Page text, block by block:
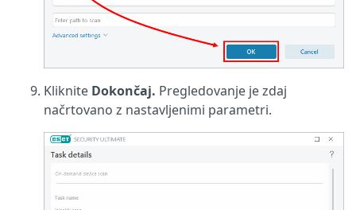
Kliknite Dokončaj. Pregledovanje je zdaj
načrtovano z nastavljenimi parametri.